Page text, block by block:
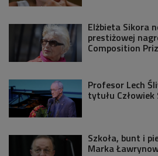
Elżbieta Sikora
prestiżowej
Composition
Profesor Lech
tytułu Człowiek
Szkoła, bunt i
Marka